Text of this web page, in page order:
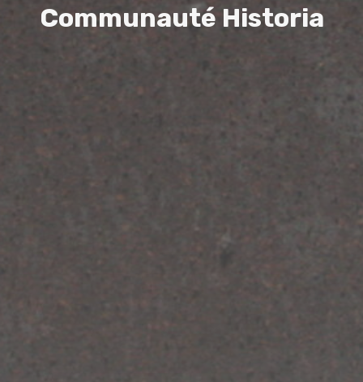
Communauté Historia